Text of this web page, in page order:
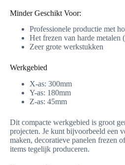
Minder Geschikt Voor:
Professionele productie met
Het frezen van harde metalen
Zeer grote werkstukken
Werkgebied
X-as: 300mm
Y-as: 180mm
Z-as: 45mm
Dit compacte werkgebied is groot
projecten. Je kunt bijvoorbeeld een
maken, decoratieve panelen frezen
items tegelijk produceren.